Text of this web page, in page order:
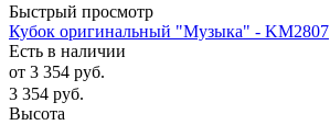
Быстрый просмотр
Кубок оригинальный "Музыка" - KM2807
Есть в наличии
от 3 354 руб.
3 354 руб.
Высота